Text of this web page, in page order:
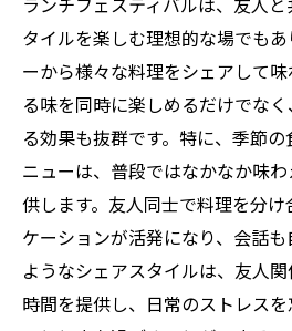
タイルを楽しむ理想的な場でも
ーから様々な料理をシェアして
る味を同時に楽しめるだけでな
る効果も抜群です。特に、季節
ニューは、普段ではなかなか味
供します。友人同士で料理を分
ケーションが活発になり、会話
ようなシェアスタイルは、友人
時間を提供し、日常のストレス